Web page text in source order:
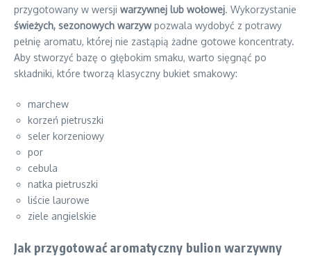
przygotowany w wersji warzywnej lub wołowej. Wykorzystanie
świeżych, sezonowych warzywpozwala wydobyć z potrawy
pełnię aromatu, której nie zastąpią żadne gotowe koncentraty.
Aby stworzyć bazę o głębokim smaku, warto sięgnąć po
składniki, które tworzą klasyczny bukiet smakowy:
marchew
korzeń pietruszki
seler korzeniowy
por
cebula
natka pietruszki
liście laurowe
ziele angielskie
Jak przygotować aromatyczny bulion warzywny